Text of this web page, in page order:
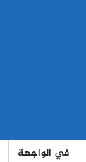
في الواجهة